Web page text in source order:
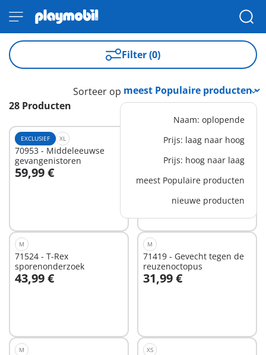
Filter (0)
28 Producten
Sorteer op
Naam: oplopende
Prijs: laag naar hoog
Prijs: hoog naar laag
meest Populaire producten
nieuwe producten
EXCLUSIEF XL
70953 - Middeleeuwse
gevangenistoren
59,99 €
In winkelwagen In winkelwagen
M
71524 - T-Rex
sporenonderzoek
43,99 €
In winkelwagen
M
71419 - Gevecht tegen de
reuzenoctopus
31,99 €
In winkelwagen
M XS